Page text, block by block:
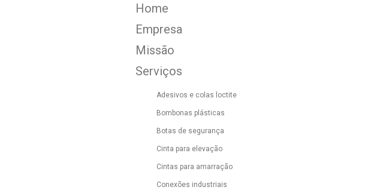
Home
Empresa
Missão
Serviços
Adesivos e colas loctite
Bombonas plásticas
Botas de segurança
Cinta para elevação
Cintas para amarração
Conexões industriais